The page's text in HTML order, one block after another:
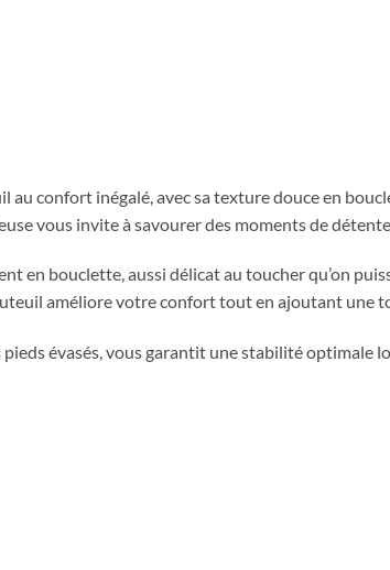
au confort inégalé, avec sa texture douce en
vous invite à savourer des moments de
en bouclette, aussi délicat au toucher qu’on
améliore votre confort tout en ajoutant une
pieds évasés, vous garantit une stabilité optimale